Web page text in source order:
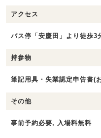
アクセス
バス停「安慶田」より徒歩3
持参物
筆記用具・失業認定申告書(
その他
事前予約必要, 入場料無料